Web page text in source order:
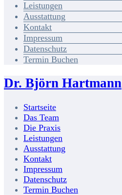
Leistungen
Ausstattung
Kontakt
Impressum
Datenschutz
Termin Buchen
Dr. Björn Hartmann
Startseite
Das Team
Die Praxis
Leistungen
Ausstattung
Kontakt
Impressum
Datenschutz
Termin Buchen